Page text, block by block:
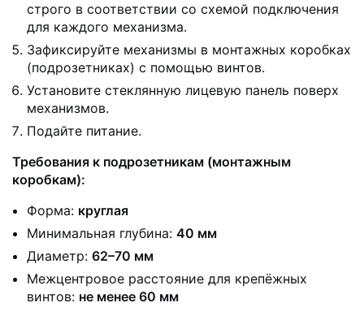
строго в соответствии со схемой подключения
для каждого механизма.
Зафиксируйте механизмы в монтажных коробках
(подрозетниках) с помощью винтов.
Установите стеклянную лицевую панель поверх
механизмов.
Подайте питание.
Требования к подрозетникам (монтажным
коробкам):
Форма: круглая
Минимальная глубина: 40 мм
Диаметр: 62–70 мм
Межцентровое расстояние для крепёжных
винтов: не менее 60 мм